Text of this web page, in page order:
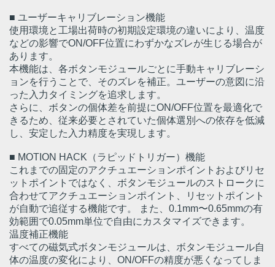
■ ユーザーキャリブレーション機能
使用環境と工場出荷時の初期設定環境の違いにより、温度
などの影響でON/OFF位置にわずかなズレが生じる場合が
あります。
本機能は、各ボタンモジュールごとに手動キャリブレーシ
ョンを行うことで、そのズレを補正。ユーザーの意図に沿
った入力タイミングを追求します。
さらに、ボタンの個体差を前提にON/OFF位置を最適化で
きるため、従来必要とされていた個体選別への依存を低減
し、安定した入力精度を実現します。
■ MOTION HACK（ラピッドトリガー）機能
これまでの固定のアクチュエーションポイントおよびリセ
ットポイントではなく、ボタンモジュールのストロークに
合わせてアクチュエーションポイント、リセットポイント
が自動で追従する機能です。 また、0.1mm〜0.65mmの有
効範囲で0.05mm単位で自由にカスタマイズできます。
温度補正機能
すべての磁気式ボタンモジュールは、ボタンモジュール自
体の温度の変化により、ON/OFFの精度が悪くなってしま